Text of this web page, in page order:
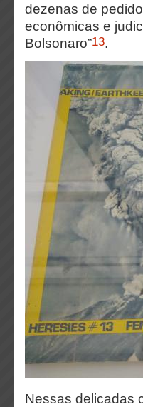
dezenas de
econômicas e
Bolsonaro”13.
Nessas delicadas